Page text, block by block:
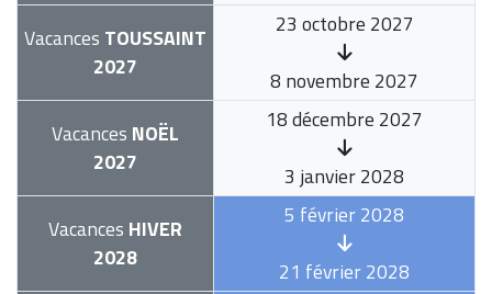
Vacances TOUSSAINT
2027
23 octobre 2027
8 novembre 2027
Vacances NOËL
2027
18 décembre 2027
3 janvier 2028
Vacances HIVER
2028
5 février 2028
21 février 2028